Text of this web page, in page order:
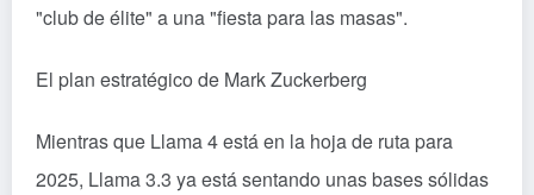
"club de élite" a una "fiesta para las masas".
El plan estratégico de Mark Zuckerberg
Mientras que Llama 4 está en la hoja de ruta para
2025, Llama 3.3 ya está sentando unas bases sólidas